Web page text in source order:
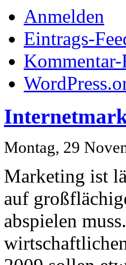
Anmelden
Eintrags-
Kommentar-
Montag, 29
Marketing ist
auf
abspielen